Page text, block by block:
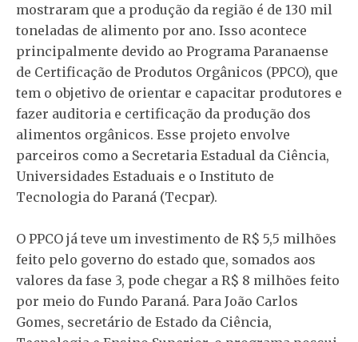
mostraram que a produção da região é de 130 mil
toneladas de alimento por ano. Isso acontece
principalmente devido ao Programa Paranaense
de Certificação de Produtos Orgânicos (PPCO), que
tem o objetivo de orientar e capacitar produtores e
fazer auditoria e certificação da produção dos
alimentos orgânicos. Esse projeto envolve
parceiros como a Secretaria Estadual da Ciência,
Universidades Estaduais e o Instituto de
Tecnologia do Paraná (Tecpar).
O PPCO já teve um investimento de R$ 5,5 milhões
feito pelo governo do estado que, somados aos
valores da fase 3, pode chegar a R$ 8 milhões feito
por meio do Fundo Paraná. Para João Carlos
Gomes, secretário de Estado da Ciência,